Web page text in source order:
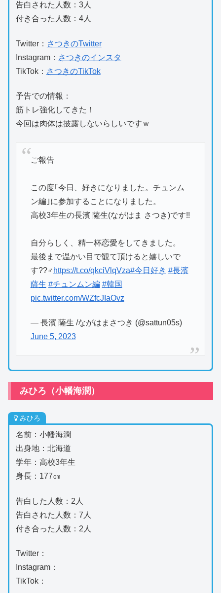
告白された人数：3人
付き合った人数：4人
Twitter： さつきのTwitter
Instagram： さつきのインスタ
TikTok： さつきのTikTok
予告での情報：
筋トレ強化してきた！
今回は肉体は披露しないらしいですｗ
ご報告
この度｢今日、好きになりました。チュンム
ン編｣に参加することになりました。
高校3年生の長濱 薩生(ながはま さつき)です!!
自分らしく、精一杯恋愛をしてきました。
最後まで温かい目で観て頂けると嬉しいで
す??‍♂️ https://t.co/qkciVlqVza#今日好き #長濱
薩生 #チュンムン編 #韓国
pic.twitter.com/WZfcJIaOvz
— 長濱 薩生 /ながはまさつき (@sattun05s)
June 5, 2023
みひろ（小幡海潤）
みひろ
名前：小幡海潤
出身地：北海道
学年：高校3年生
身長：177㎝
告白した人数：2人
告白された人数：7人
付き合った人数：2人
Twitter：
Instagram：
TikTok：